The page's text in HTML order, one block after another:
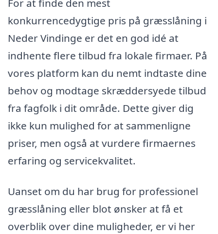
konkurrencedygtige pris på græsslåning i
Neder Vindinge er det en god idé at
indhente flere tilbud fra lokale firmaer. På
vores platform kan du nemt indtaste dine
behov og modtage skræddersyede tilbud
fra fagfolk i dit område. Dette giver dig
ikke kun mulighed for at sammenligne
priser, men også at vurdere firmaernes
erfaring og servicekvalitet.
Uanset om du har brug for professionel
græsslåning eller blot ønsker at få et
overblik over dine muligheder, er vi her